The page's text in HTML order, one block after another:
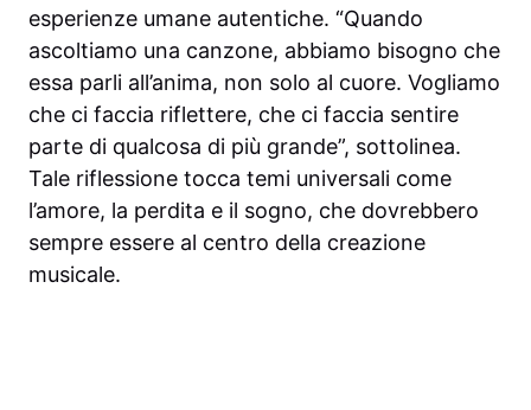
esperienze umane autentiche. “Quando
ascoltiamo una canzone, abbiamo bisogno che
essa parli all’anima, non solo al cuore. Vogliamo
che ci faccia riflettere, che ci faccia sentire
parte di qualcosa di più grande”, sottolinea.
Tale riflessione tocca temi universali come
l’amore, la perdita e il sogno, che dovrebbero
sempre essere al centro della creazione
musicale.